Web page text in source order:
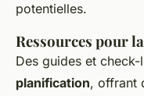
potentielles.
Ressources pour
Des guides et
planification, offrant